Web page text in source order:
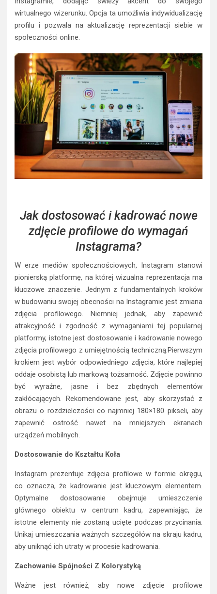
wirtualnego wizerunku. Opcja ta umożliwia indywidualizację
profilu i pozwala na aktualizację reprezentacji siebie w
społeczności online.
Jak dostosować i kadrować nowe
zdjęcie profilowe do wymagań
Instagrama?
W erze mediów społecznościowych, Instagram stanowi
pionierską platformę, na której wizualna reprezentacja ma
kluczowe znaczenie. Jednym z fundamentalnych kroków
w budowaniu swojej obecności na Instagramie jest zmiana
zdjęcia profilowego. Niemniej jednak, aby zapewnić
atrakcyjność i zgodność z wymaganiami tej popularnej
platformy, istotne jest dostosowanie i kadrowanie nowego
zdjęcia profilowego z umiejętnością techniczną.Pierwszym
krokiem jest wybór odpowiedniego zdjęcia, które najlepiej
oddaje osobistą lub markową tożsamość. Zdjęcie powinno
być wyraźne, jasne i bez zbędnych elementów
zakłócających. Rekomendowane jest, aby skorzystać z
obrazu o rozdzielczości co najmniej 180×180 pikseli, aby
zapewnić ostrość nawet na mniejszych ekranach
urządzeń mobilnych.
Dostosowanie do Kształtu Koła
Instagram prezentuje zdjęcia profilowe w formie okręgu,
co oznacza, że kadrowanie jest kluczowym elementem.
Optymalne dostosowanie obejmuje umieszczenie
głównego obiektu w centrum kadru, zapewniając, że
istotne elementy nie zostaną ucięte podczas przycinania.
Unikaj umieszczania ważnych szczegółów na skraju kadru,
aby uniknąć ich utraty w procesie kadrowania.
Zachowanie Spójności Z Kolorystyką
Ważne jest również, aby nowe zdjęcie profilowe